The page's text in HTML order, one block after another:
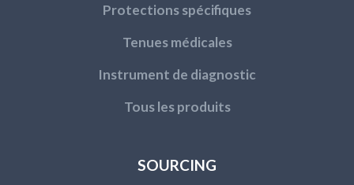
Protections spécifiques
Tenues médicales
Instrument de diagnostic
Tous les produits
SOURCING